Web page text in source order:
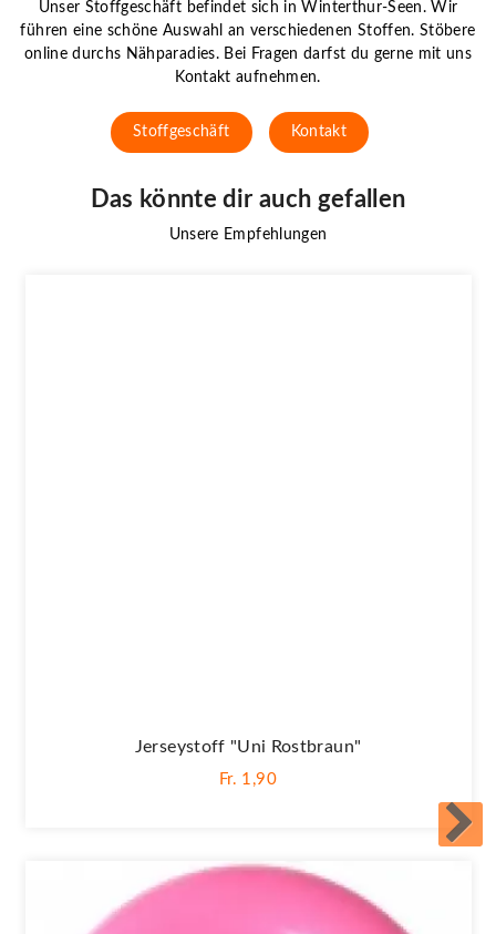
Unser Stoffgeschäft befindet sich in Winterthur-Seen. Wir
führen eine schöne Auswahl an verschiedenen Stoffen. Stöbere
online durchs Nähparadies. Bei Fragen darfst du gerne mit uns
Kontakt aufnehmen.
Stoffgeschäft Kontakt
Das könnte dir auch gefallen
Unsere Empfehlungen
Jerseystoff "Uni Rostbraun"
Fr. 1,90